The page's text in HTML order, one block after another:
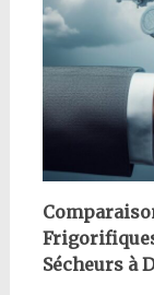
Sécheurs à